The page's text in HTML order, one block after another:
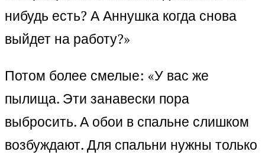
нибудь есть? А Аннушка когда снова
выйдет на работу?»
Потом более смелые: «У вас же
пылища. Эти занавески пора
выбросить. А обои в спальне слишком
возбуждают. Для спальни нужны только